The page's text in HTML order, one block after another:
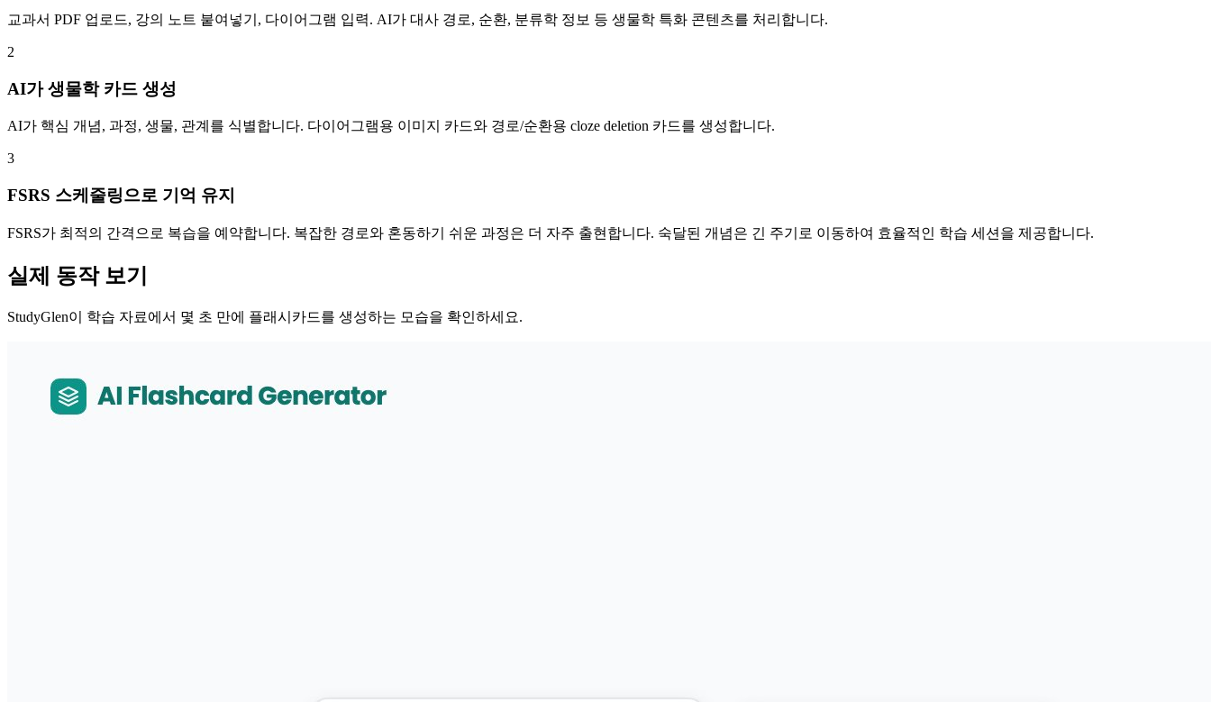
교과서 PDF 업로드, 강의 노트 붙여넣기, 다이어그램 입력. AI가 대사 경로, 순환, 분류학 정보 등 생물학 특화 콘텐츠를 처리합니다.
2
AI가 생물학 카드 생성
AI가 핵심 개념, 과정, 생물, 관계를 식별합니다. 다이어그램용 이미지 카드와 경로/순환용 cloze deletion 카드를 생성합니다.
3
FSRS 스케줄링으로 기억 유지
FSRS가 최적의 간격으로 복습을 예약합니다. 복잡한 경로와 혼동하기 쉬운 과정은 더 자주 출현합니다. 숙달된 개념은 긴 주기로 이동하여 효율적인 학습 세션을 제공합니다.
실제 동작 보기
StudyGlen이 학습 자료에서 몇 초 만에 플래시카드를 생성하는 모습을 확인하세요.